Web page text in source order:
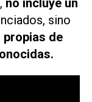
no incluye un
sino
propias de